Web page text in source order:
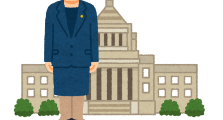
ーセナルファンも祝福！【海外の反応】
日本人「世界のみんなは普段からタコを食べてるの？」
ロシア「お前らの国にある似非エッフェル塔を見せてく
れ！」
▶ 【海外の反応】今永昇太、好調の秘訣はスマホ画面だと
イマナガ節を炸裂「NPBでは面白さが必須条件なの？」
▶ 国際的な小咄 読者投稿 （ゼンマイ式）手間を楽しむ妄
想？